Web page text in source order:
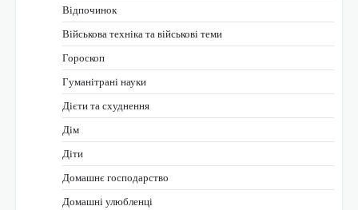
Відпочинок
Військова техніка та військові теми
Гороскоп
Гуманітрані науки
Дієти та схуднення
Дім
Діти
Домашнє господарство
Домашні улюбленці